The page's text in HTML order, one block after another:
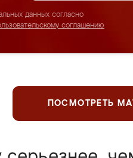
данных согласно
соглашению
ПОСМОТРЕТЬ